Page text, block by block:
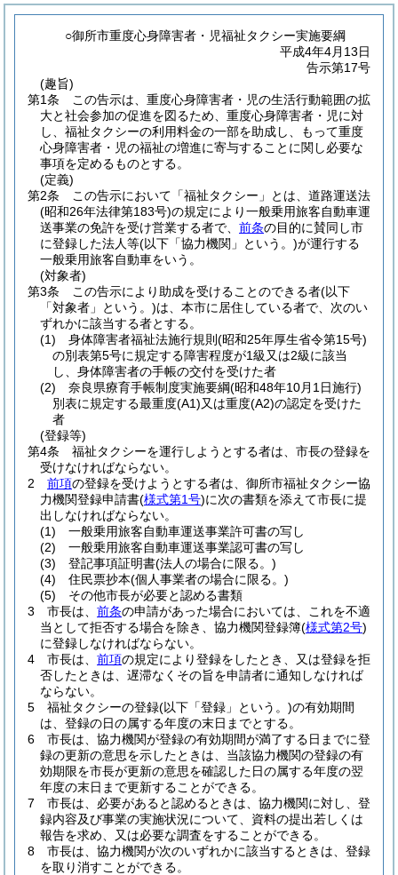
○御所市重度心身障害者・児福祉タクシー実施要綱
平成4年4月13日
告示第17号
(趣旨)
第1条
この告示は、重度心身障害者・児の生活行動範囲の拡
大と社会参加の促進を図るため、重度心身障害者・児に対
し、福祉タクシーの利用料金の一部を助成し、もって重度
心身障害者・児の福祉の増進に寄与することに関し必要な
事項を定めるものとする。
(定義)
第2条
この告示において「福祉タクシー」とは、道路運送法
(昭和26年法律第183号)の規定により一般乗用旅客自動車運
送事業の免許を受け営業する者で、 前条の目的に賛同し市
に登録した法人等(以下「協力機関」という。)が運行する
一般乗用旅客自動車をいう。
(対象者)
第3条
この告示により助成を受けることのできる者(以下
「対象者」という。)は、本市に居住している者で、次のい
ずれかに該当する者とする。
(1)
身体障害者福祉法施行規則 (昭和25年厚生省令第15号)
の別表第5号に規定する障害程度が1級又は2級に該当
し、身体障害者の手帳の交付を受けた者
(2)
奈良県療育手帳制度実施要綱(昭和48年10月1日施行)
別表に規定する最重度(A1)又は重度(A2)の認定を受けた
者
(登録等)
第4条
福祉タクシーを運行しようとする者は、市長の登録を
受けなければならない。
2
前項の登録を受けようとする者は、御所市福祉タクシー協
力機関登録申請書(様式第1号)に次の書類を添えて市長に提
出しなければならない。
(1)
一般乗用旅客自動車運送事業許可書の写し
(2)
一般乗用旅客自動車運送事業認可書の写し
(3)
登記事項証明書(法人の場合に限る。)
(4)
住民票抄本(個人事業者の場合に限る。)
(5)
その他市長が必要と認める書類
3
市長は、 前条の申請があった場合においては、これを不適
当として拒否する場合を除き、協力機関登録簿(様式第2号)
に登録しなければならない。
4
市長は、 前項の規定により登録をしたとき、又は登録を拒
否したときは、遅滞なくその旨を申請者に通知しなければ
ならない。
5
福祉タクシーの登録(以下「登録」という。)の有効期間
は、登録の日の属する年度の末日までとする。
6
市長は、協力機関が登録の有効期間が満了する日までに登
録の更新の意思を示したときは、当該協力機関の登録の有
効期限を市長が更新の意思を確認した日の属する年度の翌
年度の末日まで更新することができる。
7
市長は、必要があると認めるときは、協力機関に対し、登
録内容及び事業の実施状況について、資料の提出若しくは
報告を求め、又は必要な調査をすることができる。
8
市長は、協力機関が次のいずれかに該当するときは、登録
を取り消すことができる。